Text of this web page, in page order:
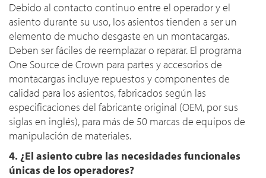
Debido al contacto continuo entre el operador y el
asiento durante su uso, los asientos tienden a ser un
elemento de mucho desgaste en un montacargas.
Deben ser fáciles de reemplazar o reparar. El programa
One Source de Crown para partes y accesorios de
montacargas incluye repuestos y componentes de
calidad para los asientos, fabricados según las
especificaciones del fabricante original (OEM, por sus
siglas en inglés), para más de 50 marcas de equipos de
manipulación de materiales.
4. ¿El asiento cubre las necesidades funcionales
únicas de los operadores?